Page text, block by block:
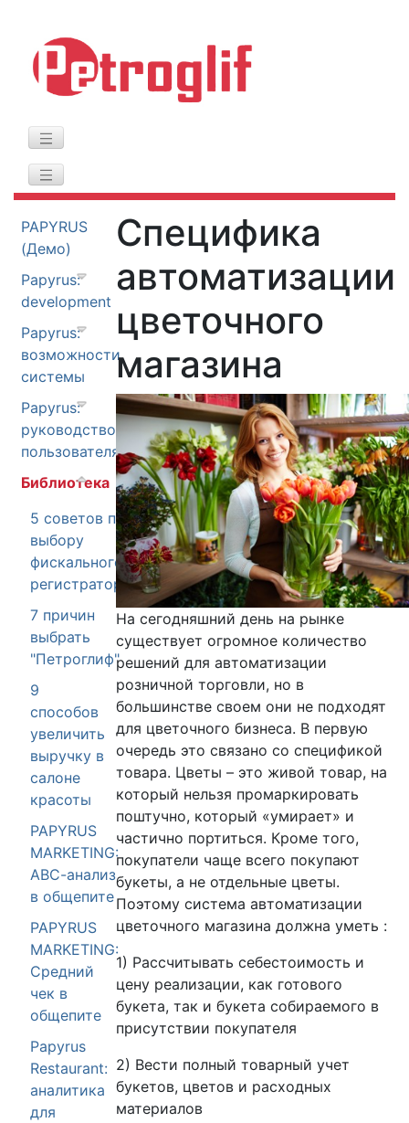
PAPYRUS
(Демо)
Papyrus:
development
Papyrus:
возможности
системы
Papyrus:
руководство
пользователя
Библиотека
5 советов по
выбору
фискального
регистратора
7 причин
выбрать
"Петроглиф"
9
способов
увеличить
выручку в
салоне
красоты
PAPYRUS
MARKETING:
АВС-анализ
в общепите
PAPYRUS
MARKETING:
Средний
чек в
общепите
Papyrus
Restaurant:
аналитика
для
Специфика
автоматизации
цветочного
магазина
На сегодняшний день на рынке
существует огромное количество
решений для автоматизации
розничной торговли, но в
большинстве своем они не подходят
для цветочного бизнеса. В первую
очередь это связано со спецификой
товара. Цветы – это живой товар, на
который нельзя промаркировать
поштучно, который «умирает» и
частично портиться. Кроме того,
покупатели чаще всего покупают
букеты, а не отдельные цветы.
Поэтому система автоматизации
цветочного магазина должна уметь :
1) Рассчитывать себестоимость и
цену реализации, как готового
букета, так и букета собираемого в
присутствии покупателя
2) Вести полный товарный учет
букетов, цветов и расходных
материалов